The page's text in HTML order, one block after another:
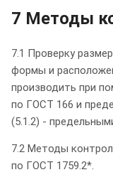
7 Методы
7.1 Проверку
формы и
производить при
по ГОСТ 166 и
(5.1.2) -
7.2 Методы
по ГОСТ 1759.2*.